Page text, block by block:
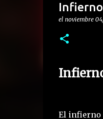
el noviembre
El infierno